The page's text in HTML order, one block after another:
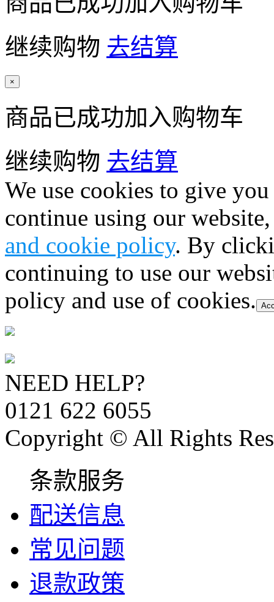
继续购物 去结算
×
商品已成功加入购物车
继续购物 去结算
We use cookies to give
continue using our
and cookie policy. By
continuing to use our
policy and use of cookies.
NEED HELP?
0121 622 6055
Copyright © All Rights
条款服务
配送信息
常见问题
退款政策